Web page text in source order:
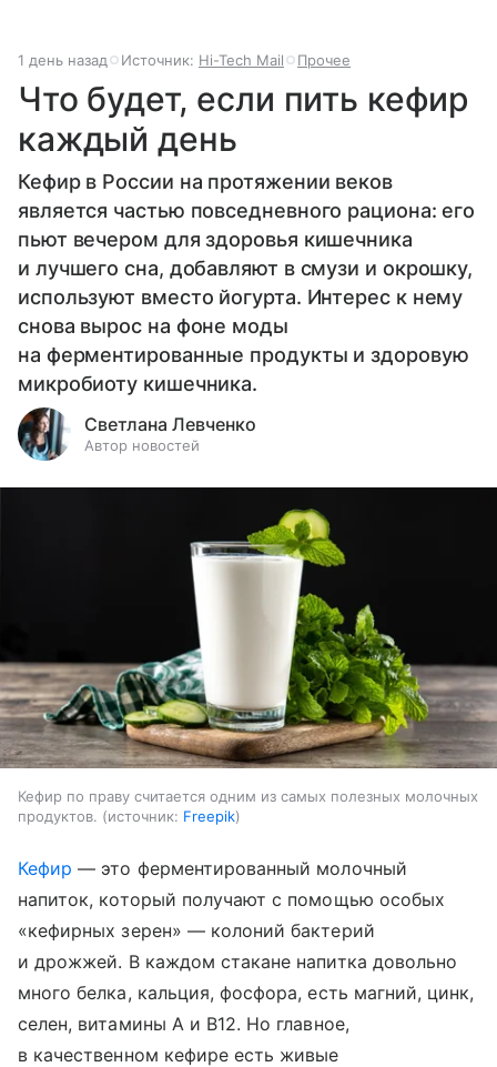
1 день назад Источник: Hi-Tech Mail Прочее
Что будет, если пить кефир
каждый день
Кефир в России на протяжении веков
является частью повседневного рациона: его
пьют вечером для здоровья кишечника
и лучшего сна, добавляют в смузи и окрошку,
используют вместо йогурта. Интерес к нему
снова вырос на фоне моды
на ферментированные продукты и здоровую
микробиоту кишечника.
Светлана Левченко
Автор новостей
Кефир по праву считается одним из самых полезных молочных
продуктов.
источник: Freepik
Кефир — это ферментированный молочный
напиток, который получают с помощью особых
«кефирных зерен» — колоний бактерий
и дрожжей. В каждом стакане напитка довольно
много белка, кальция, фосфора, есть магний, цинк,
селен, витамины A и B12. Но главное,
в качественном кефире есть живые